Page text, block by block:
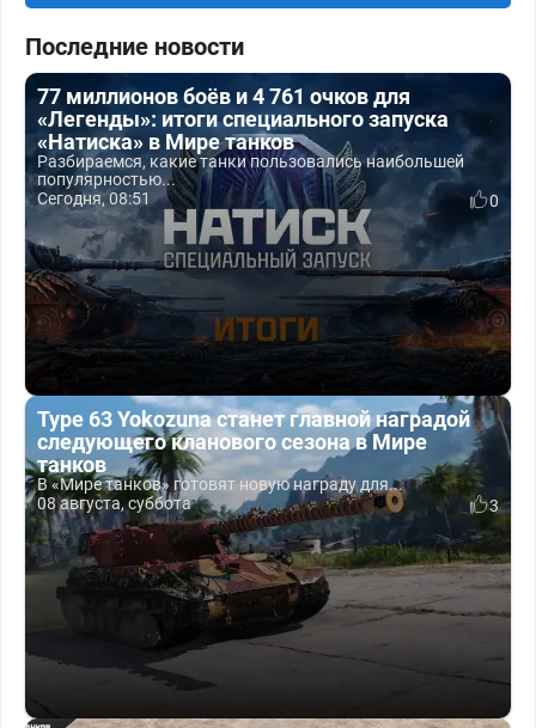
Последние новости
77 миллионов боёв и 4 761 очков для
«Легенды»: итоги специального запуска
«Натиска» в Мире танков
Разбираемся, какие танки пользовались наибольшей
популярностью...
Сегодня, 08:51
0
Type 63 Yokozuna станет главной наградой
следующего кланового сезона в Мире
танков
В «Мире танков» готовят новую награду для...
08 августа, суббота
3